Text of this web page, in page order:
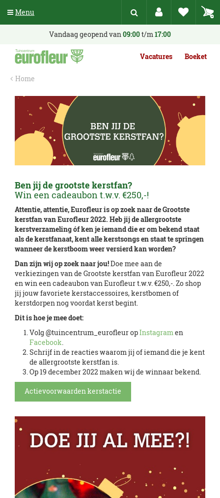
n
Home
Vandaag geopend van09:00t/m17:00
Vacatures Boeket
Ben jij de grootste kerstfan?
Win een cadeaubon t.w.v. €250,-!
Attentie, attentie, Eurofleur is op zoek naar de Grootste
kerstfan van Eurofleur 2022. Heb jij de allergrootste
kerstverzameling óf ken je iemand die er om bekend staat
als de kerstfanaat, kent alle kerstsongs en staat te springen
wanneer de kerstboom weer versierd kan worden?
Dan zijn wij op zoek naar jou!Doe mee aan de
verkiezingen van de Grootste kerstfan van Eurofleur 2022
en win een cadeaubon van Eurofleur t.w.v. €250,-. Zo shop
jij jouw favoriete kerstaccessoires, kerstbomen of
kerstdorpen nog voordat kerst begint.
Dit is hoe je mee doet:
Volg @tuincentrum_eurofleur opInstagramen
Facebook.
Schrijf in de reacties waarom jij of iemand die je kent
de allergrootste kerstfan is.
Op 19 december 2022 maken wij de winnaar bekend.
Actievoorwaarden kerstactie
Menu